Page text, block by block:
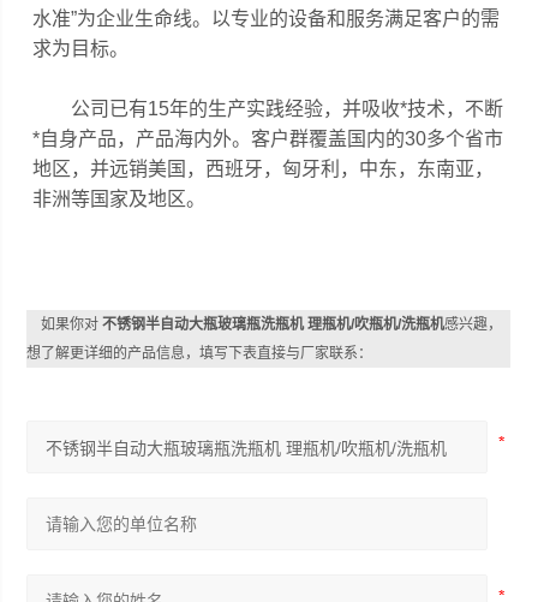
水准”为企业生命线。以专业的设备和服务满足客户的需
求为目标。
公司已有15年的生产实践经验，并吸收*技术，不断
*自身产品，产品海内外。客户群覆盖国内的30多个省市
地区，并远销美国，西班牙，匈牙利，中东，东南亚，
非洲等国家及地区。
如果你对不锈钢半自动大瓶玻璃瓶洗瓶机 理瓶机/吹瓶机/洗瓶机感兴趣，
想了解更详细的产品信息，填写下表直接与厂家联系：